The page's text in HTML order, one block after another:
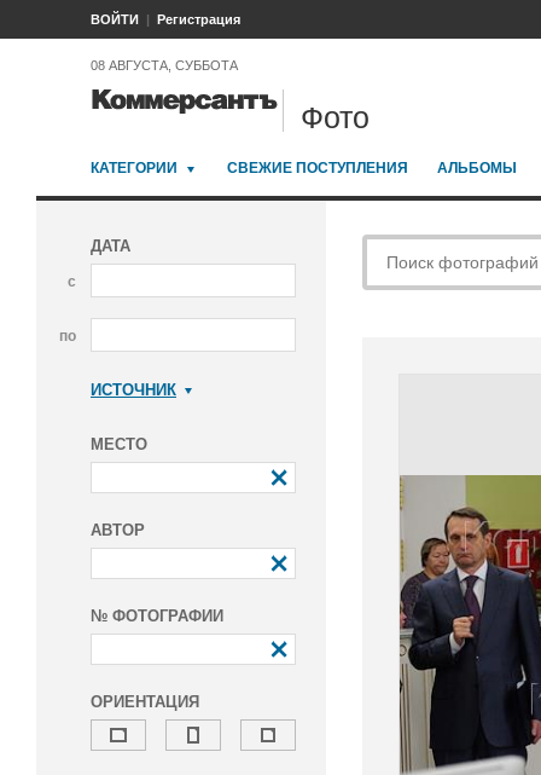
ВОЙТИ Регистрация
08 АВГУСТА, СУББОТА
Фото
КАТЕГОРИИ СВЕЖИЕ ПОСТУПЛЕНИЯ АЛЬБОМЫ
ДАТА
с
по
ИСТОЧНИК
МЕСТО
АВТОР
№ ФОТОГРАФИИ
ОРИЕНТАЦИЯ